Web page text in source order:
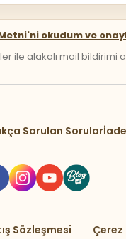
okudum ve
alakalı mail bildirimi
Sorulan Sorular
Sözleşmesi Çerez